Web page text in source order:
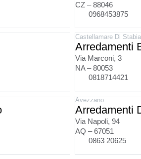
CZ – 88046
0968453875
Castellamare Di Stabia
Arredamenti
Via Marconi, 3
NA – 80053
0818714421
Avezzano
Arredamenti
Via Napoli, 94
AQ – 67051
0863 20625